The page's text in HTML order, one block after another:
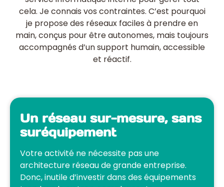
cela. Je connais vos contraintes. C’est pourquoi
je propose des réseaux faciles à prendre en
main, conçus pour être autonomes, mais toujours
accompagnés d’un support humain, accessible
et réactif.
Un réseau sur-mesure, sans
suréquipement
Votre activité ne nécessite pas une
architecture réseau de grande entreprise.
Donc, inutile d’investir dans des équipements